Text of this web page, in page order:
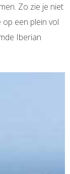
Zo zie je niet
een plein vol
Iberian